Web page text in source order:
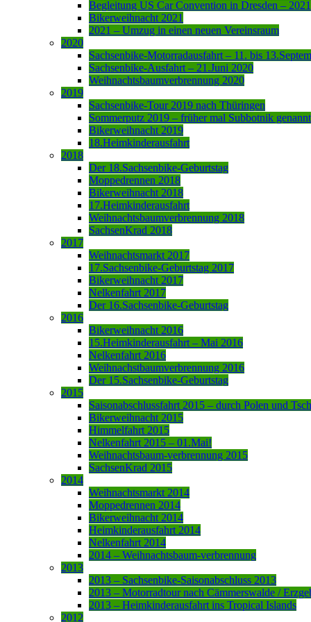
Begleitung US Car Convention in Dresden – 2021
Bikerweihnacht 2021
2021 – Umzug in einen neuen Vereinsraum
2020
Sachsenbike-Motorradausfahrt – 11. bis
Sachsenbike-Ausfahrt – 21.Juni 2020
Weihnachtsbaumverbrennung 2020
2019
Sachsenbike-Tour 2019 nach Thüringen
Sommerputz 2019 – früher mal Subbotnik genannt
Bikerweihnacht 2019
18.Heimkinderausfahrt
2018
Der 18.Sachsenbike-Geburtstag
Moppedrennen 2018
Bikerweihnacht 2018
17.Heimkinderausfahrt
Weihnachtsbaumverbrennung 2018
SachsenKrad 2018
2017
Weihnachtsmarkt 2017
17.Sachsenbike-Geburtstag 2017
Bikerweihnacht 2017
Nelkenfahrt 2017
Der 16.Sachsenbike-Geburtstag
2016
Bikerweihnacht 2016
15.Heimkinderausfahrt – Mai 2016
Nelkenfahrt 2016
Weihnachstbaumverbrennung 2016
Der 15.Sachsenbike-Geburtstag
2015
Saisonabschlussfahrt 2015 – durch Polen und
Bikerweihnacht 2015
Himmelfahrt 2015
Nelkenfahrt 2015 – 01.Mai!
Weihnachtsbaum-verbrennung 2015
SachsenKrad 2015
2014
Weihnachtsmarkt 2014
Moppedrennen 2014
Bikerweihnacht 2014
Heimkinderausfahrt 2014
Nelkenfahrt 2014
2014 – Weihnachtsbaum-verbrennung
2013
2013 – Sachsenbike-Saisonabschluss 2013
2013 – Motorradtour nach Cämmerswalde /
2013 – Heimkinderausfahrt ins Tropical Islands
2012